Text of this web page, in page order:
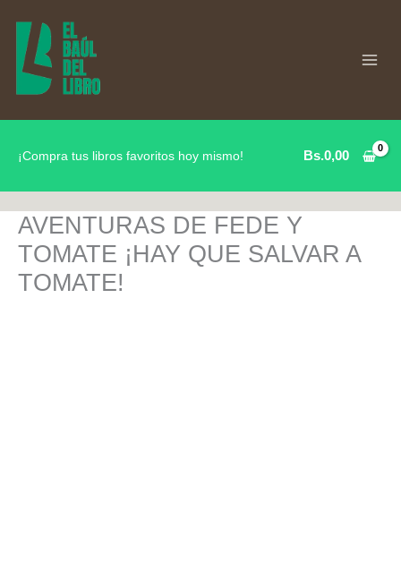
contenido
¡Compra tus libros favoritos hoy mismo! Bs.0,00
AVENTURAS DE FEDE Y
TOMATE ¡HAY QUE SALVAR A
TOMATE!